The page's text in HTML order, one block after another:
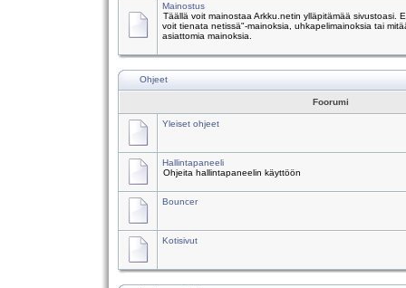
Mainostus
Täällä voit mainostaa Arkku.netin ylläpitämää sivustoasi.
voit tienata netissä"-mainoksia, uhkapelimainoksia tai
asiattomia mainoksia.
Ohjeet
Foorumi
Yleiset ohjeet
Hallintapaneeli
Ohjeita hallintapaneelin käyttöön
Bouncer
Kotisivut